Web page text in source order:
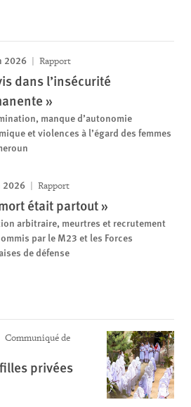
2026 Rapport
dans l’insécurité
»
manque d’autonomie
et violences à l’égard des femmes
2026 Rapport
était partout »
arbitraire, meurtres et recrutement
par le M23 et les Forces
de défense
Communiqué de
privées